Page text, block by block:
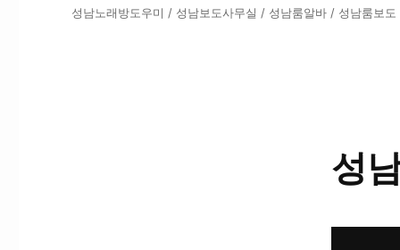
성남노래방도우미 / 성남보도사무실 / 성남룸알바 / 성남룸보도
성